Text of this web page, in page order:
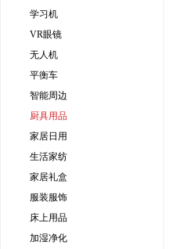
学习机
VR眼镜
无人机
平衡车
智能周边
厨具用品
家居日用
生活家纺
家居礼盒
服装服饰
床上用品
加湿净化